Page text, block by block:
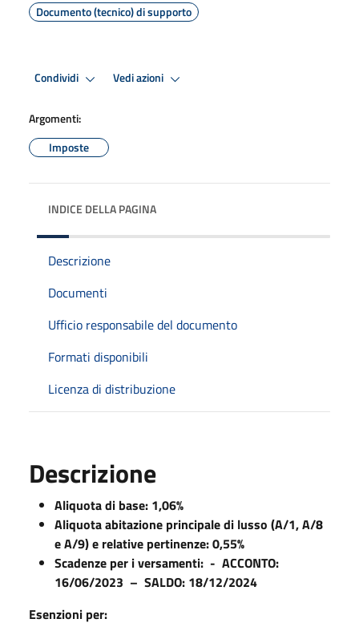
Documento (tecnico) di supporto
Condividi Vedi azioni
Argomenti:
Imposte
INDICE DELLA PAGINA
Descrizione
Documenti
Ufficio responsabile del documento
Formati disponibili
Licenza di distribuzione
Descrizione
Aliquota di base: 1,06%
Aliquota abitazione principale di lusso (A/1, A/8
e A/9) e relative pertinenze: 0,55%
Scadenze per i versamenti: - ACCONTO:
16/06/2023 – SALDO: 18/12/2024
Esenzioni per: